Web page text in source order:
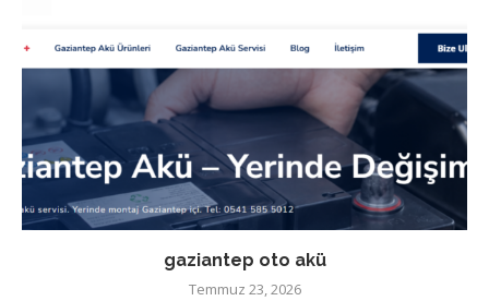
gaziantep oto akü
Temmuz 23, 2026